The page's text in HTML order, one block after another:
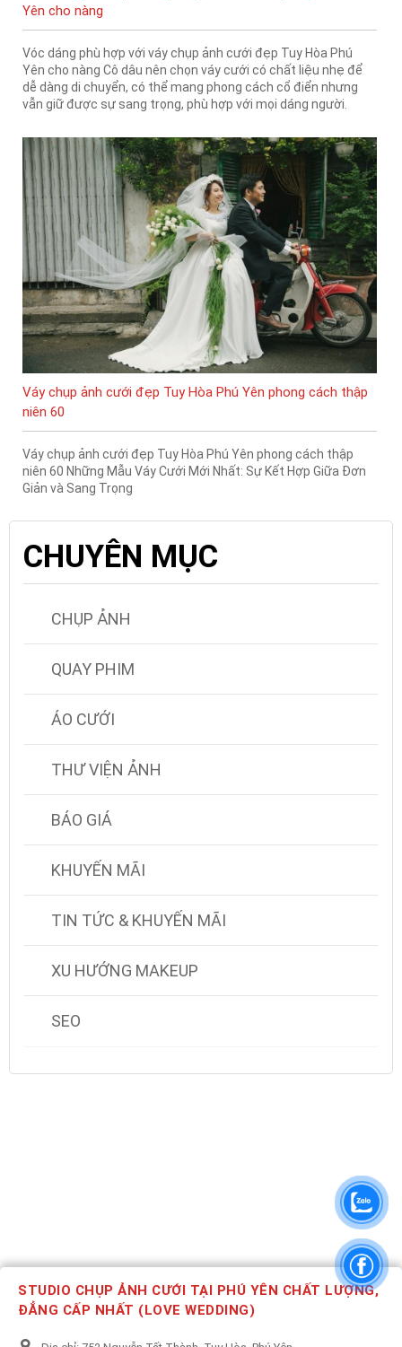
Yên cho nàng
Vóc dáng phù hợp với váy chụp ảnh cưới đẹp Tuy Hòa Phú
Yên cho nàng Cô dâu nên chọn váy cưới có chất liệu nhẹ để
dễ dàng di chuyển, có thể mang phong cách cổ điển nhưng
vẫn giữ được sự sang trọng, phù hợp với mọi dáng người.
Váy chụp ảnh cưới đẹp Tuy Hòa Phú Yên phong cách thập
niên 60
Váy chụp ảnh cưới đẹp Tuy Hòa Phú Yên phong cách thập
niên 60 Những Mẫu Váy Cưới Mới Nhất: Sự Kết Hợp Giữa Đơn
Giản và Sang Trọng
CHUYÊN MỤC
CHỤP ẢNH
QUAY PHIM
ÁO CƯỚI
THƯ VIỆN ẢNH
BÁO GIÁ
KHUYẾN MÃI
TIN TỨC & KHUYẾN MÃI
XU HƯỚNG MAKEUP
SEO
STUDIO CHỤP ẢNH CƯỚI TẠI PHÚ YÊN CHẤT LƯỢNG,
ĐẲNG CẤP NHẤT (LOVE WEDDING)